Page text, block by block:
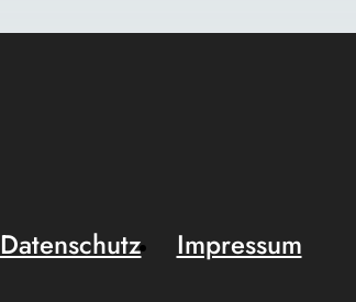
Datenschutz
Impressum